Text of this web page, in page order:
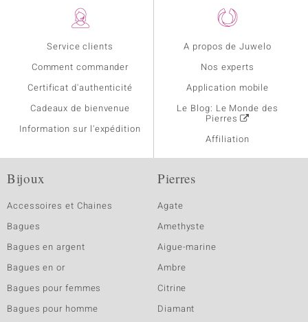
Service clients
Comment commander
Certificat d'authenticité
Cadeaux de bienvenue
Information sur l'expédition
A propos de Juwelo
Nos experts
Application mobile
Le Blog: Le Monde des
Pierres
Affiliation
Bijoux
Accessoires et Chaines
Bagues
Bagues en argent
Bagues en or
Bagues pour femmes
Bagues pour homme
Pierres
Agate
Amethyste
Aigue-marine
Ambre
Citrine
Diamant